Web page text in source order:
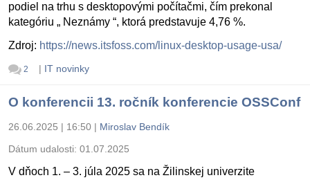
podiel na trhu s desktopovými počítačmi, čím prekonal
kategóriu „ Neznámy “, ktorá predstavuje 4,76 %.
Zdroj: https://news.itsfoss.com/linux-desktop-usage-usa/
2 | IT novinky
O konferencii 13. ročník konferencie OSSConf
26.06.2025 | 16:50 | Miroslav Bendík
Dátum udalosti: 01.07.2025
V dňoch 1. – 3. júla 2025 sa na Žilinskej univerzite